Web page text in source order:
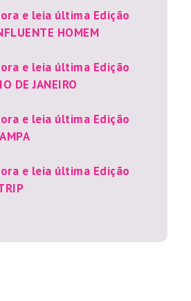
e leia última Edição
HOMEM
e leia última Edição
DE JANEIRO
e leia última Edição
e leia última Edição